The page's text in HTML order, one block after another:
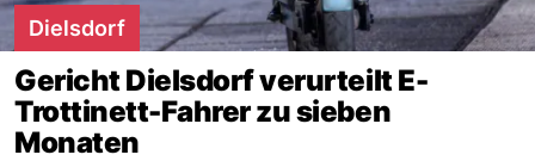
Dielsdorf
Gericht Dielsdorf verurteilt E-
Trottinett-Fahrer zu sieben
Monaten